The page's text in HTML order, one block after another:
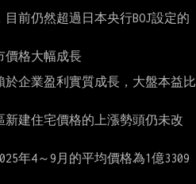
目前仍然超過日本央行BOJ設定的
價格大幅成長
企業盈利實質成長，大盤本益比
建住宅價格的上漲勢頭仍未改
年4～9月的平均價格為1億3309